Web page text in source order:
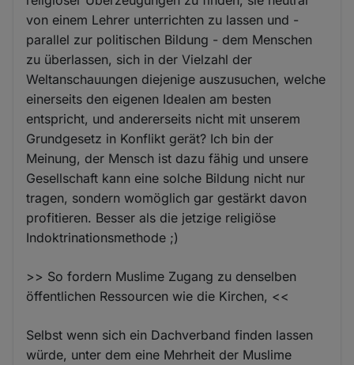
von einem Lehrer unterrichten zu lassen und -
parallel zur politischen Bildung - dem Menschen
zu überlassen, sich in der Vielzahl der
Weltanschauungen diejenige auszusuchen, welche
einerseits den eigenen Idealen am besten
entspricht, und andererseits nicht mit unserem
Grundgesetz in Konflikt gerät? Ich bin der
Meinung, der Mensch ist dazu fähig und unsere
Gesellschaft kann eine solche Bildung nicht nur
tragen, sondern womöglich gar gestärkt davon
profitieren. Besser als die jetzige religiöse
Indoktrinationsmethode ;)
>> So fordern Muslime Zugang zu denselben
öffentlichen Ressourcen wie die Kirchen, <<
Selbst wenn sich ein Dachverband finden lassen
würde, unter dem eine Mehrheit der Muslime